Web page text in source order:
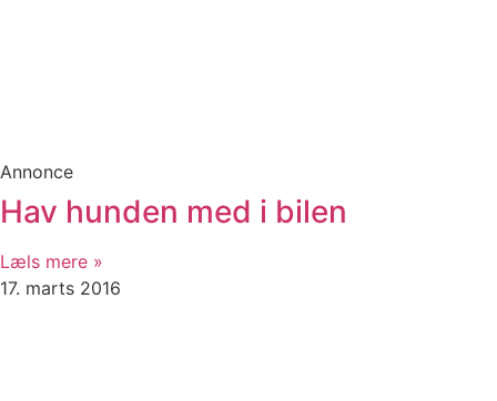
Annonce
Hav hunden med i bilen
Læls mere »
17. marts 2016